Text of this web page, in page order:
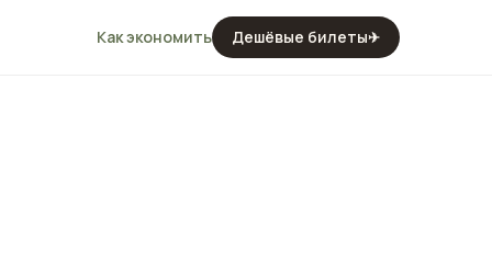
Как экономить Дешёвые билеты✈